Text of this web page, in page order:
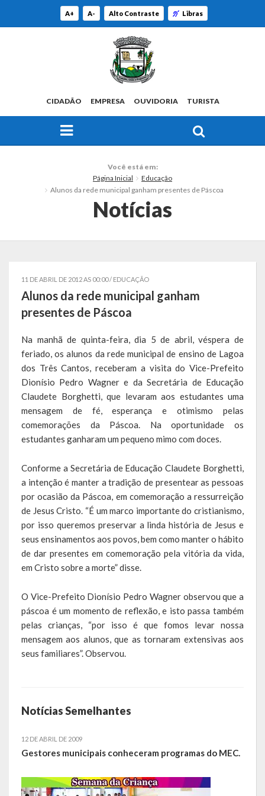
A+ A- Alto Contraste Libras
CIDADÃO EMPRESA OUVIDORIA TURISTA
Histórico
Símbolos
Governo
Administração
Ex-Administradores
Conselhos Municipais
Administração, Fazenda e Planejamento
Desenvolvimento Econômico
Desenvolvimento Social
Educação, Cultura, Turismo, Desporto e Lazer
Obras, Serviços Urbanos e Trânsito
Saúde
Cultura
Histórias
A História da Comunidade Católica Nossa Senhora de Lourdes
A história da Comunidade Católica São Paulo de Lagoa dos Três
A História da Comunidade Evangélica de Confissão Luterana no
A história marcante do Grêmio Esportivo Lagoense: uma história
Você está em:
Página Inicial
Educação
Alunos da rede municipal ganham presentes de Páscoa
Notícias
11 DE ABRIL DE 2012 AS 00:00 / EDUCAÇÃO
Alunos da rede municipal ganham
presentes de Páscoa
Na manhã de quinta-feira, dia 5 de abril, véspera de
feriado, os alunos da rede municipal de ensino de Lagoa
dos Três Cantos, receberam a visita do Vice-Prefeito
Dionísio Pedro Wagner e da Secretária de Educação
Claudete Borghetti, que levaram aos estudantes uma
mensagem de fé, esperança e otimismo pelas
comemorações da Páscoa. Na oportunidade os
estudantes ganharam um pequeno mimo com doces.
Conforme a Secretária de Educação Claudete Borghetti,
a intenção é manter a tradição de presentear as pessoas
por ocasião da Páscoa, em comemoração a ressurreição
de Jesus Cristo. “É um marco importante do cristianismo,
por isso queremos preservar a linda história de Jesus e
seus ensinamentos aos povos, bem como manter o hábito
de dar presentes em comemoração pela vitória da vida,
em Cristo sobre a morte” disse.
O Vice-Prefeito Dionísio Pedro Wagner observou que a
páscoa é um momento de reflexão, e isto passa também
pelas crianças, “por isso é que fomos levar nossa
mensagem aos alunos, que as tornaram extensivas aos
seus familiares”. Observou.
Notícias Semelhantes
12 DE ABRIL DE 2009
Gestores municipais conheceram programas do MEC.